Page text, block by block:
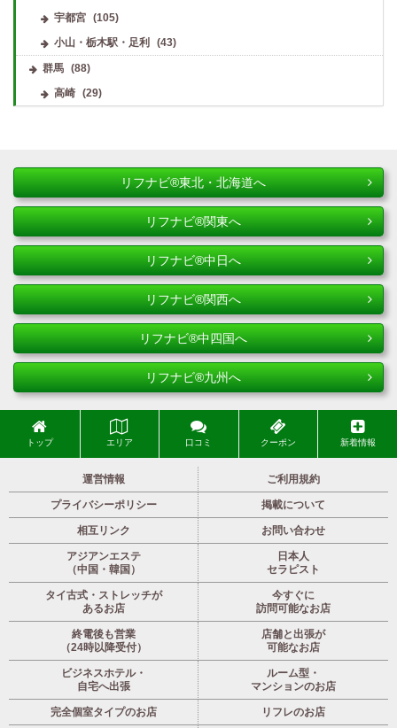
宇都宮
(105)
小山・栃木駅・足利
(43)
群馬 (88)
高崎
(29)
リフナビ®東北・北海道へ
リフナビ®関東へ
リフナビ®中日へ
リフナビ®関西へ
リフナビ®中四国へ
リフナビ®九州へ
トップ エリア 口コミ クーポン 新着情報
運営情報 ご利用規約
プライバシーポリシー 掲載について
相互リンク お問い合わせ
アジアンエステ
（中国・韓国）
日本人
セラピスト
タイ古式・ストレッチが
あるお店
今すぐに
訪問可能なお店
終電後も営業
（24時以降受付）
店舗と出張が
可能なお店
ビジネスホテル・
自宅へ出張
ルーム型・
マンションのお店
完全個室タイプのお店 リフレのお店